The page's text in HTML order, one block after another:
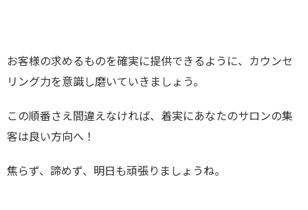
お客様の求めるものを確実に提供できるように、カウンセ
リング力を意識し磨いていきましょう。
この順番さえ間違えなければ、着実にあなたのサロンの集
客は良い方向へ！
焦らず、諦めず、明日も頑張りましょうね。